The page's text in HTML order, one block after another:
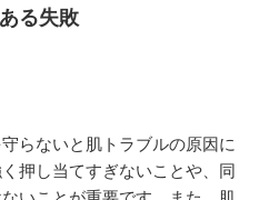
る失敗
らないと肌トラブルの原因に
押し当てすぎないことや、同